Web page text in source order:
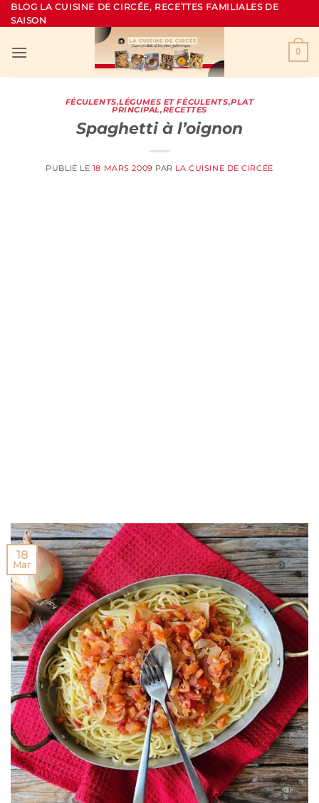
Passer
au
BLOG LA CUISINE DE CIRCÉE, RECETTES FAMILIALES DE
SAISON
0
FÉCULENTS,LÉGUMES ET FÉCULENTS,PLAT
PRINCIPAL,RECETTES
Spaghetti à l’oignon
PUBLIÉ LE 18 MARS 2009 PAR LA CUISINE DE CIRCÉE
18
Mar